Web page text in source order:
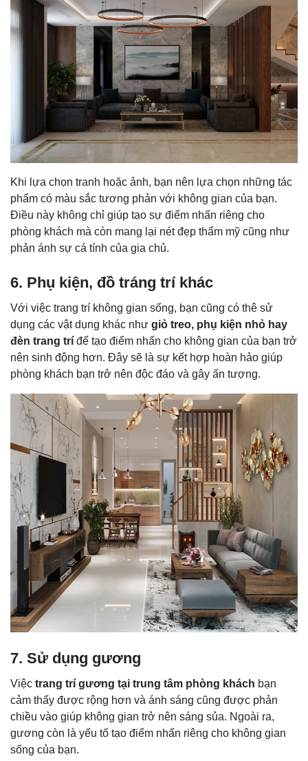
Khi lựa chọn tranh hoặc ảnh, bạn nên lựa chọn những tác
phẩm có màu sắc tương phản với không gian của bạn.
Điều này không chỉ giúp tạo sự điểm nhấn riêng cho
phòng khách mà còn mang lại nét đẹp thẩm mỹ cũng như
phản ánh sự cá tính của gia chủ.
6. Phụ kiện, đồ tráng trí khác
Với việc trang trí không gian sống, bạn cũng có thê sử
dụng các vật dụng khác như giỏ treo, phụ kiện nhỏ hay
đèn trang trí để tạo điểm nhấn cho không gian của bạn trở
nên sinh động hơn. Đây sẽ là sự kết hợp hoàn hảo giúp
phòng khách bạn trở nên độc đáo và gây ấn tượng.
7. Sử dụng gương
Việc trang trí gương tại trung tâm phòng khách bạn
cảm thấy được rộng hơn và ánh sáng cũng được phản
chiều vào giúp không gian trở nên sáng sủa. Ngoài ra,
gương còn là yếu tố tạo điểm nhấn riêng cho không gian
sống của bạn.